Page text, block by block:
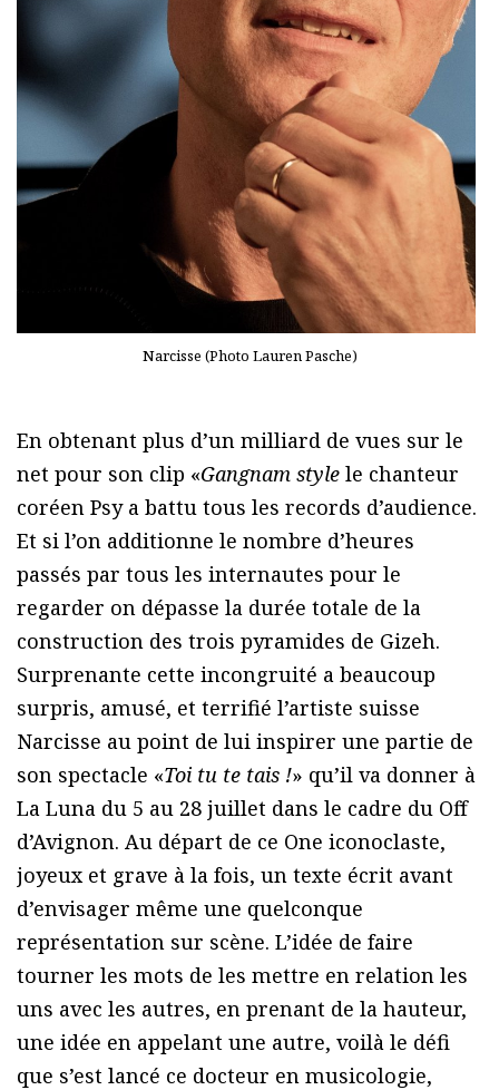
Narcisse (Photo Lauren Pasche)
En obtenant plus d’un milliard de vues sur le
net pour son clip «Gangnam style le chanteur
coréen Psy a battu tous les records d’audience.
Et si l’on additionne le nombre d’heures
passés par tous les internautes pour le
regarder on dépasse la durée totale de la
construction des trois pyramides de Gizeh.
Surprenante cette incongruité a beaucoup
surpris, amusé, et terrifié l’artiste suisse
Narcisse au point de lui inspirer une partie de
son spectacle «Toi tu te tais !» qu’il va donner à
La Luna du 5 au 28 juillet dans le cadre du Off
d’Avignon. Au départ de ce One iconoclaste,
joyeux et grave à la fois, un texte écrit avant
d’envisager même une quelconque
représentation sur scène. L’idée de faire
tourner les mots de les mettre en relation les
uns avec les autres, en prenant de la hauteur,
une idée en appelant une autre, voilà le défi
que s’est lancé ce docteur en musicologie,